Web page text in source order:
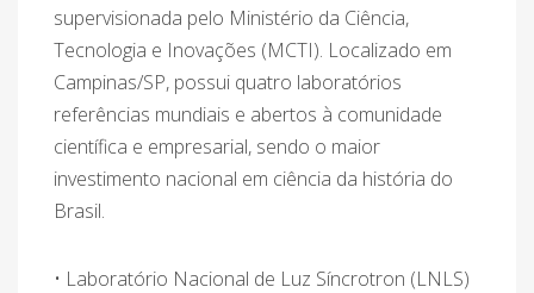
supervisionada pelo Ministério da Ciência,
Tecnologia e Inovações (MCTI). Localizado em
Campinas/SP, possui quatro laboratórios
referências mundiais e abertos à comunidade
científica e empresarial, sendo o maior
investimento nacional em ciência da história do
Brasil.
• Laboratório Nacional de Luz Síncrotron (LNLS)